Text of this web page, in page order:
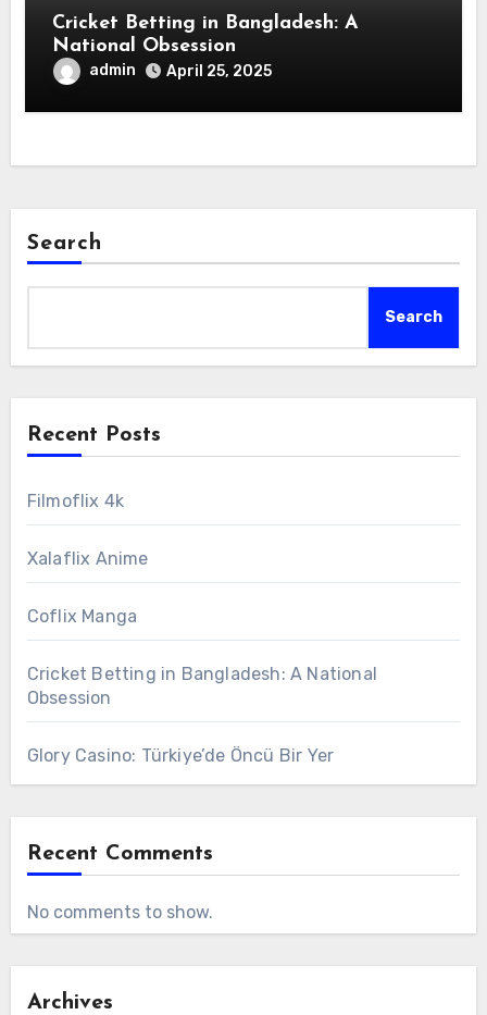
Cricket Betting in Bangladesh: A
National Obsession
admin April 25, 2025
Search
Search
Recent Posts
Filmoflix 4k
Xalaflix Anime
Coflix Manga
Cricket Betting in Bangladesh: A National
Obsession
Glory Casino: Türkiye’de Öncü Bir Yer
Recent Comments
No comments to show.
Archives